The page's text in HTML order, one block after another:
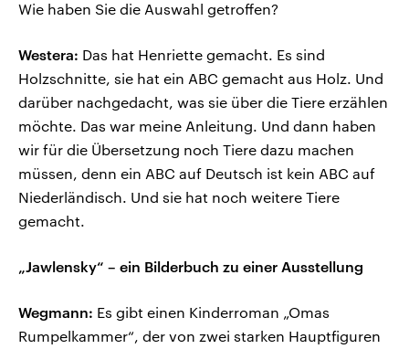
Wie haben Sie die Auswahl getroffen?
Westera: Das hat Henriette gemacht. Es sind
Holzschnitte, sie hat ein ABC gemacht aus Holz. Und
darüber nachgedacht, was sie über die Tiere erzählen
möchte. Das war meine Anleitung. Und dann haben
wir für die Übersetzung noch Tiere dazu machen
müssen, denn ein ABC auf Deutsch ist kein ABC auf
Niederländisch. Und sie hat noch weitere Tiere
gemacht.
„Jawlensky“ – ein Bilderbuch zu einer Ausstellung
Wegmann: Es gibt einen Kinderroman „Omas
Rumpelkammer“, der von zwei starken Hauptfiguren